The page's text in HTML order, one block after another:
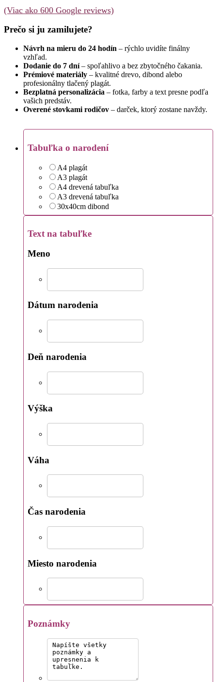
(Viac ako 600 Google reviews)
Prečo si ju zamilujete?
Návrh na mieru do 24 hodín – rýchlo uvidíte finálny
vzhľad.
Dodanie do 7 dní– spoľahlivo a bez zbytočného čakania.
Prémiové materiály – kvalitné drevo, dibond alebo
profesionálny tlačený plagát.
Bezplatná personalizácia – fotka, farby a text presne podľa
vašich predstáv.
Overené stovkami rodičov – darček, ktorý zostane navždy.
Tabuľka o narodení
A4 plagát
A3 plagát
A4 drevená tabuľka
A3 drevená tabuľka
30x40cm dibond
Text na tabuľke
Meno
Dátum narodenia
Deň narodenia
Výška
Váha
Čas narodenia
Miesto narodenia
Poznámky